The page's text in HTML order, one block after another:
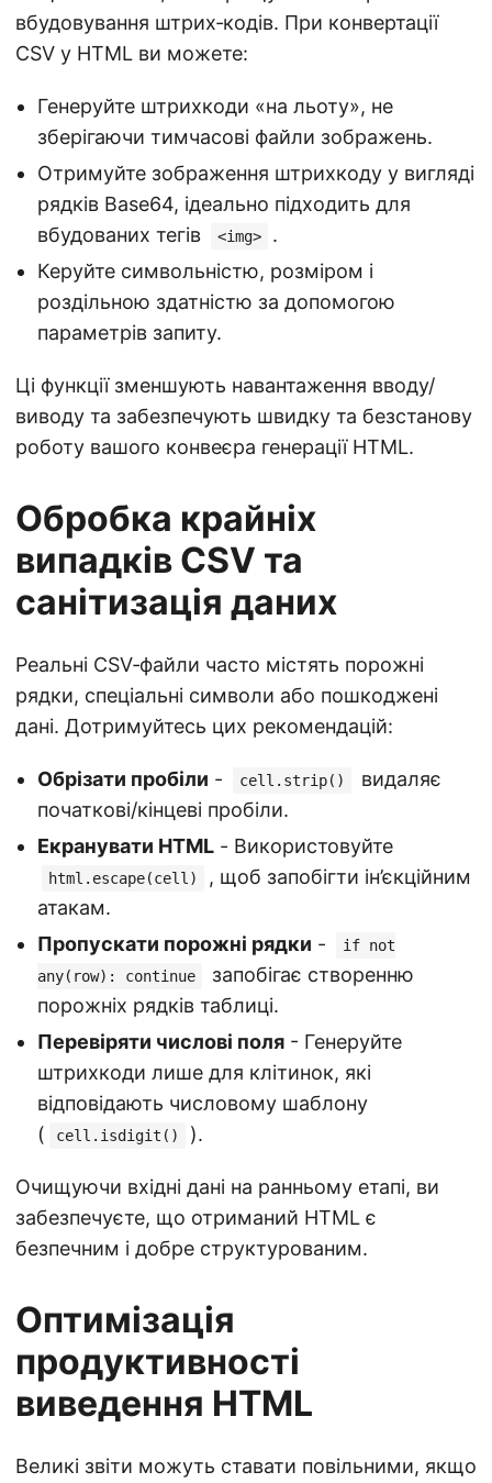
вбудовування штрих‑кодів. При конвертації
CSV у HTML ви можете:
Генеруйте штрихкоди «на льоту», не
зберігаючи тимчасові файли зображень.
Отримуйте зображення штрихкоду у вигляді
рядків Base64, ідеально підходить для
вбудованих тегів
<img>
.
Керуйте символьністю, розміром і
роздільною здатністю за допомогою
параметрів запиту.
Ці функції зменшують навантаження вводу/
виводу та забезпечують швидку та безстанову
роботу вашого конвеєра генерації HTML.
Обробка крайніх
випадків CSV та
санітизація даних
Реальні CSV‑файли часто містять порожні
рядки, спеціальні символи або пошкоджені
дані. Дотримуйтесь цих рекомендацій:
Обрізати пробіли - cell.strip()
видаляє
початкові/кінцеві пробіли.
Екранувати HTML - Використовуйте
html.escape(cell)
, щоб запобігти ін’єкційним
атакам.
Пропускати порожні рядки -
if not
any(row): continue
запобігає створенню
порожніх рядків таблиці.
Перевіряти числові поля - Генеруйте
штрихкоди лише для клітинок, які
відповідають числовому шаблону
(
cell.isdigit() ).
Очищуючи вхідні дані на ранньому етапі, ви
забезпечуєте, що отриманий HTML є
безпечним і добре структурованим.
Оптимізація
продуктивності
виведення HTML
Великі звіти можуть ставати повільними, якщо